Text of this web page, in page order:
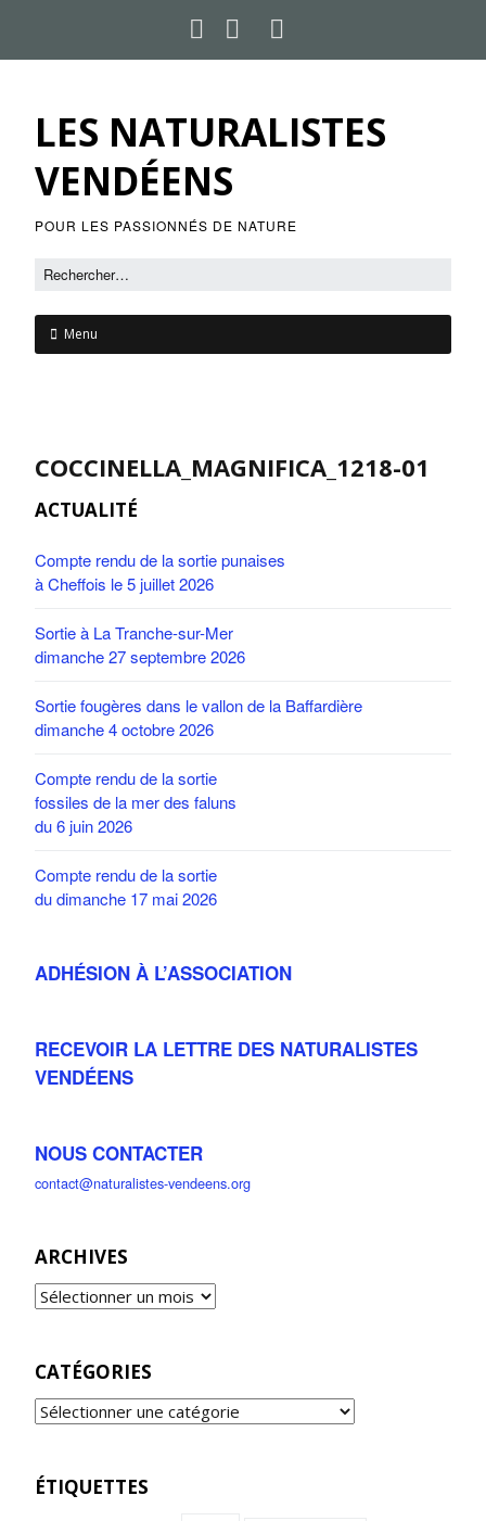
LES NATURALISTES
VENDÉENS
POUR LES PASSIONNÉS DE NATURE
Menu
COCCINELLA_MAGNIFICA_1218-01
ACTUALITÉ
Compte rendu de la sortie punaises
à Cheffois le 5 juillet 2026
Sortie à La Tranche-sur-Mer
dimanche 27 septembre 2026
Sortie fougères dans le vallon de la Baffardière
dimanche 4 octobre 2026
Compte rendu de la sortie
fossiles de la mer des faluns
du 6 juin 2026
Compte rendu de la sortie
du dimanche 17 mai 2026
ADHÉSION À L’ASSOCIATION
RECEVOIR LA LETTRE DES NATURALISTES
VENDÉENS
NOUS CONTACTER
contact@naturalistes-vendeens.org
ARCHIVES
CATÉGORIES
ÉTIQUETTES